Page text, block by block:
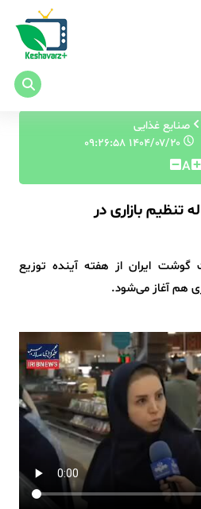
صنایع غذایی
۱۴۰۴/۰۷/۲۰ ۰۹:۲۶:۵۸
A
تنظیم بازاری در
ایران از هفته آینده توزیع
هم آغاز می‌شود.